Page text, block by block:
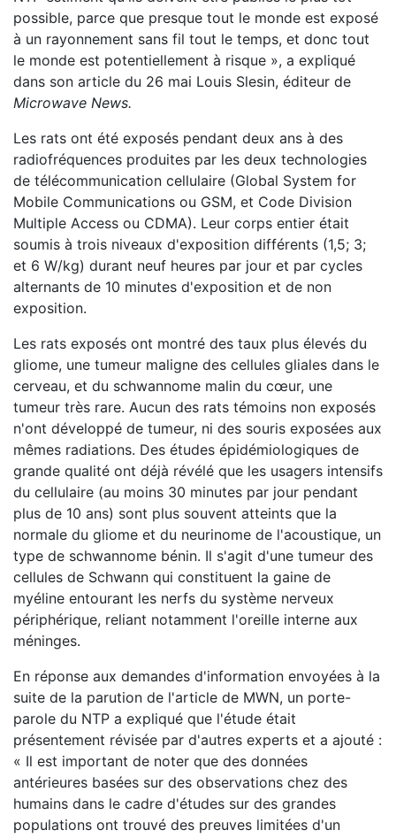
possible, parce que presque tout le monde est exposé
à un rayonnement sans fil tout le temps, et donc tout
le monde est potentiellement à risque », a expliqué
dans son article du 26 mai Louis Slesin, éditeur de
Microwave News.
Les rats ont été exposés pendant deux ans à des
radiofréquences produites par les deux technologies
de télécommunication cellulaire (Global System for
Mobile Communications ou GSM, et Code Division
Multiple Access ou CDMA). Leur corps entier était
soumis à trois niveaux d'exposition différents (1,5; 3;
et 6 W/kg) durant neuf heures par jour et par cycles
alternants de 10 minutes d'exposition et de non
exposition.
Les rats exposés ont montré des taux plus élevés du
gliome, une tumeur maligne des cellules gliales dans le
cerveau, et du schwannome malin du cœur, une
tumeur très rare. Aucun des rats témoins non exposés
n'ont développé de tumeur, ni des souris exposées aux
mêmes radiations. Des études épidémiologiques de
grande qualité ont déjà révélé que les usagers intensifs
du cellulaire (au moins 30 minutes par jour pendant
plus de 10 ans) sont plus souvent atteints que la
normale du gliome et du neurinome de l'acoustique, un
type de schwannome bénin. Il s'agit d'une tumeur des
cellules de Schwann qui constituent la gaine de
myéline entourant les nerfs du système nerveux
périphérique, reliant notamment l'oreille interne aux
méninges.
En réponse aux demandes d'information envoyées à la
suite de la parution de l'article de MWN, un porte-
parole du NTP a expliqué que l'étude était
présentement révisée par d'autres experts et a ajouté :
« Il est important de noter que des données
antérieures basées sur des observations chez des
humains dans le cadre d'études sur des grandes
populations ont trouvé des preuves limitées d'un